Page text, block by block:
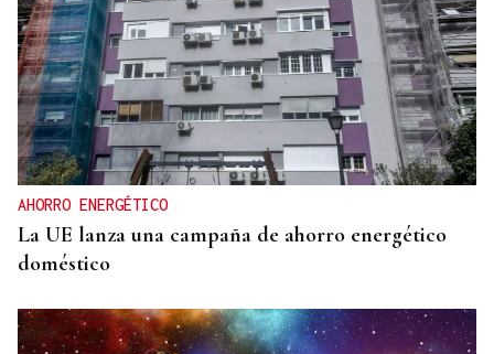
AHORRO ENERGÉTICO
La UE lanza una campaña de ahorro energético
doméstico